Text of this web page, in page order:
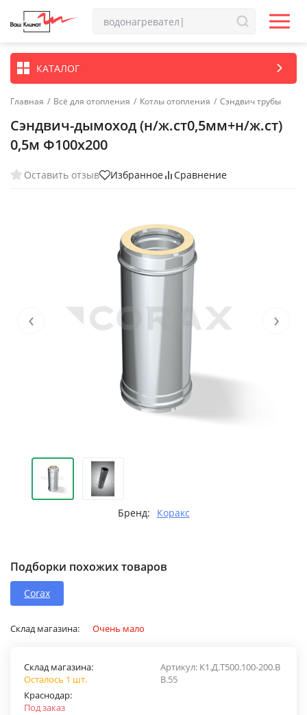
КАТАЛОГ
Главная / Всё для отопления / Котлы отопления / Сэндвич трубы
Сэндвич-дымоход (н/ж.ст0,5мм+н/ж.ст)
0,5м Ф100х200
Оставить отзыв Избранное Сравнение
‹ ›
Бренд: Коракс
Подборки похожих товаров
Corax
Склад магазина: Очень мало
Артикул: К1.Д.Т500.100-200.В
В.55
Склад магазина:
Осталось 1 шт.
Краснодар:
Под заказ